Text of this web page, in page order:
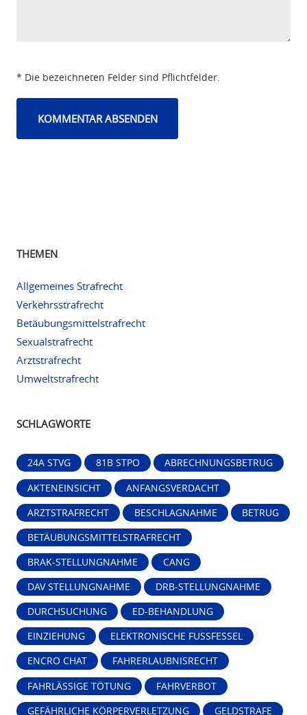
* Die bezeichneten Felder sind Pflichtfelder.
THEMEN
Allgemeines Strafrecht
Verkehrsstrafrecht
Betäubungsmittelstrafrecht
Sexualstrafrecht
Arztstrafrecht
Umweltstrafrecht
SCHLAGWORTE
24A STVG 81B STPO ABRECHNUNGSBETRUG
AKTENEINSICHT ANFANGSVERDACHT
ARZTSTRAFRECHT BESCHLAGNAHME BETRUG
BETÄUBUNGSMITTELSTRAFRECHT
BRAK-STELLUNGNAHME CANG
DAV STELLUNGNAHME DRB-STELLUNGNAHME
DURCHSUCHUNG ED-BEHANDLUNG
EINZIEHUNG ELEKTRONISCHE FUSSFESSEL
ENCRO CHAT FAHRERLAUBNISRECHT
FAHRLÄSSIGE TÖTUNG FAHRVERBOT
GEFÄHRLICHE KÖRPERVERLETZUNG GELDSTRAFE